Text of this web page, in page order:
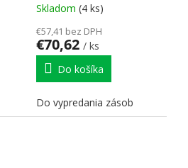
Skladom (4 ks)
€57,41 bez DPH
€70,62 / ks
Do košíka
Do vypredania zásob